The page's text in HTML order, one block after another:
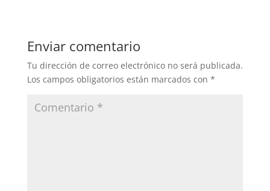
Enviar comentario
Tu dirección de correo electrónico no será publicada.
Los campos obligatorios están marcados con *